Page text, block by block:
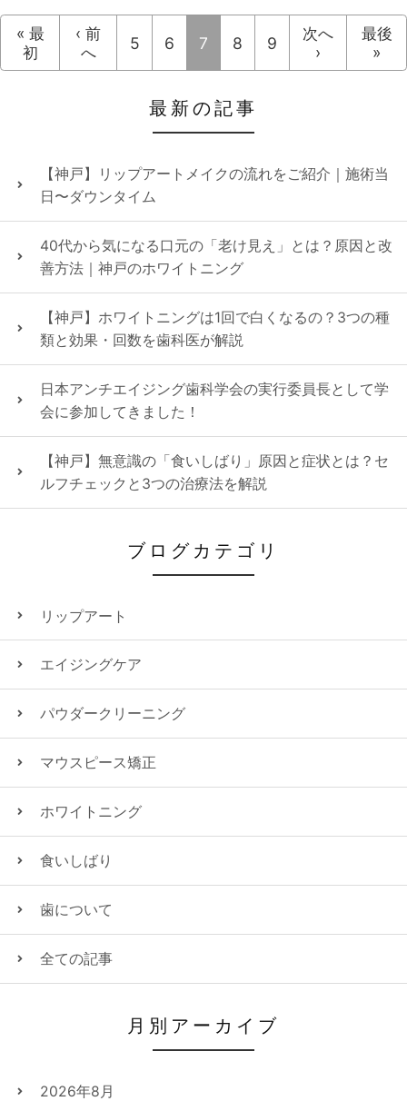
« 最
初
‹ 前
へ
5 6 7 8 9
次へ
›
最後
»
最新の記事
【神戸】リップアートメイクの流れをご紹介｜施術当
日〜ダウンタイム
40代から気になる口元の「老け見え」とは？原因と改
善方法｜神戸のホワイトニング
【神戸】ホワイトニングは1回で白くなるの？3つの種
類と効果・回数を歯科医が解説
日本アンチエイジング歯科学会の実行委員長として学
会に参加してきました！
【神戸】無意識の「食いしばり」原因と症状とは？セ
ルフチェックと3つの治療法を解説
ブログカテゴリ
リップアート
エイジングケア
パウダークリーニング
マウスピース矯正
ホワイトニング
食いしばり
歯について
全ての記事
月別アーカイブ
2026年8月